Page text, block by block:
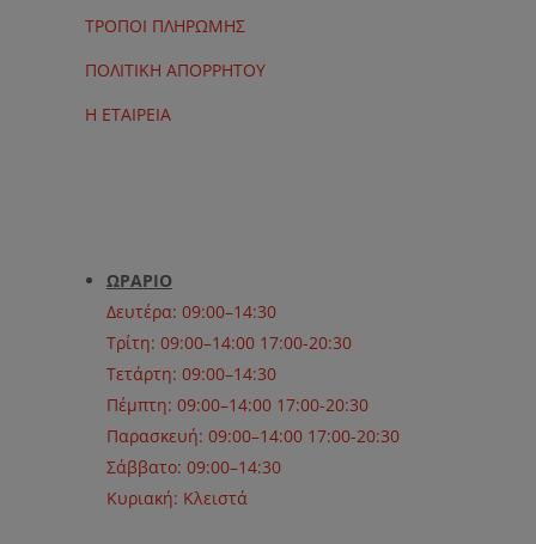
ΤΡΟΠΟΙ ΠΛΗΡΩΜΗΣ
ΠΟΛΙΤΙΚΗ ΑΠΟΡΡΗΤΟΥ
Η ΕΤΑΙΡΕΙΑ
ΩΡΑΡΙΟ
Δευτέρα: 09:00–14:30
Τρίτη: 09:00–14:00 17:00-20:30
Τετάρτη: 09:00–14:30
Πέμπτη: 09:00–14:00 17:00-20:30
Παρασκευή: 09:00–14:00 17:00-20:30
Σάββατο: 09:00–14:30
Κυριακή: Κλειστά